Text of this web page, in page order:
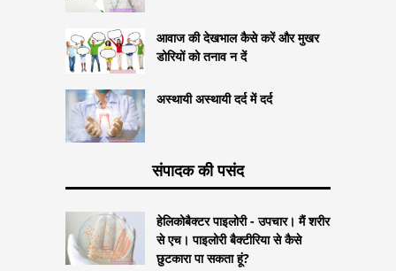
आवाज की देखभाल कैसे करें और मुखर
डोरियों को तनाव न दें
अस्थायी अस्थायी दर्द में दर्द
संपादक की पसंद
हेलिकोबैक्टर पाइलोरी - उपचार। मैं शरीर
से एच। पाइलोरी बैक्टीरिया से कैसे
छुटकारा पा सकता हूं?